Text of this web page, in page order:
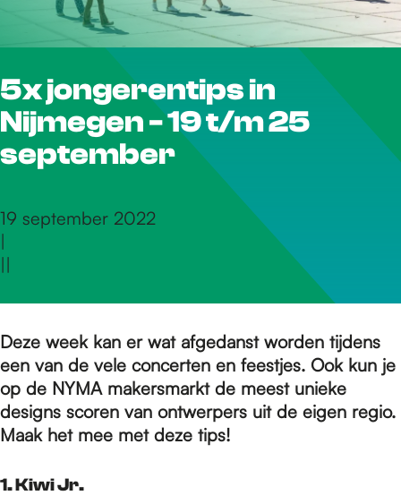
r
d
e
o
m
e
5x jongerentips in
Nijmegen - 19 t/m 25
september
19 september 2022
|
||
Deze week kan er wat afgedanst worden tijdens
een van de vele concerten en feestjes. Ook kun je
op de NYMA makersmarkt de meest unieke
designs scoren van ontwerpers uit de eigen regio.
Maak het mee met deze tips!
1. Kiwi Jr.